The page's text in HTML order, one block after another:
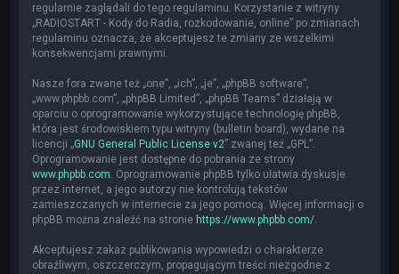
regularnie zaglądali do tego regulaminu. Korzystanie z witryny
„RADIOSTART - Kody do Radia, rozkodowanie, online” po zmianach
regulaminu oznacza, że akceptujesz te zmiany ze wszelkimi
konsekwencjami prawnymi.
Nasze fora zwane też „one”, „ich”, „je”, „phpBB software”,
„www.phpbb.com”, „phpBB Limited”, „phpBB Teams” działają w
oparciu o oprogramowanie wykorzystujące technologię phpBB,
która jest środowiskiem typu witryny (bulletin board), wydane na
licencji „GNU General Public License v2” zwanej też „GPL”.
Oprogramowanie jest dostępne do pobrania ze strony
www.phpbb.com . Oprogramowanie phpBB tylko ułatwia dyskusje
przez internet, a jego autorzy nie kontrolują tekstów
zamieszczanych w internecie za jego pomocą. Więcej informacji o
phpBB można znaleźć na stronie https://www.phpbb.com/
Akceptujesz zakaz publikowania wypowiedzi o charakterze
obraźliwym, oszczerczym, propagującym treści niezgodne z